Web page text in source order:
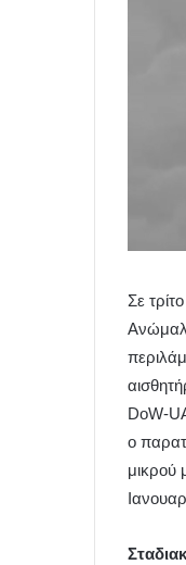
Σε
DoW-
ο
μικρού